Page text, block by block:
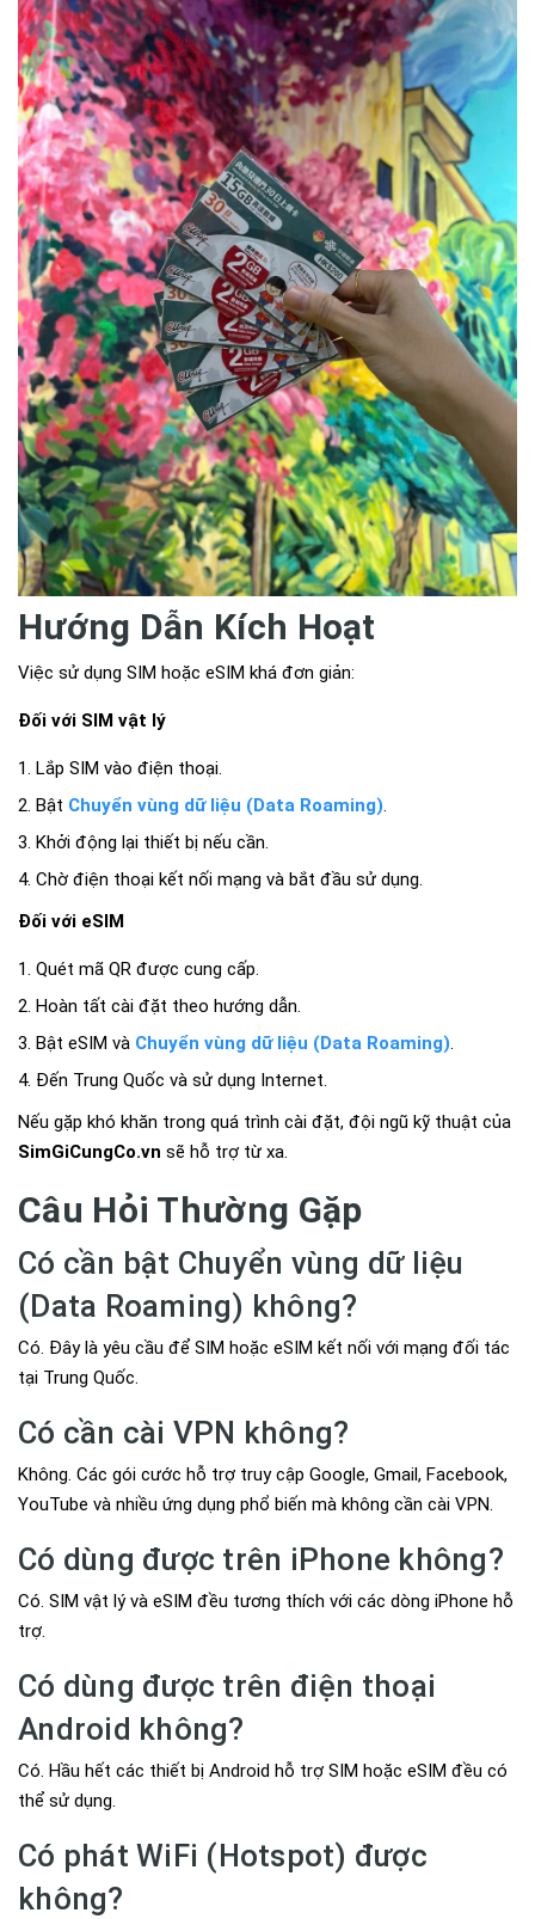
Hướng Dẫn Kích Hoạt
Việc sử dụng SIM hoặc eSIM khá đơn giản:
Đối với SIM vật lý
Lắp SIM vào điện thoại.
Bật Chuyển vùng dữ liệu (Data Roaming).
Khởi động lại thiết bị nếu cần.
Chờ điện thoại kết nối mạng và bắt đầu sử dụng.
Đối với eSIM
Quét mã QR được cung cấp.
Hoàn tất cài đặt theo hướng dẫn.
Bật eSIM và Chuyển vùng dữ liệu (Data Roaming).
Đến Trung Quốc và sử dụng Internet.
Nếu gặp khó khăn trong quá trình cài đặt, đội ngũ kỹ thuật của
SimGiCungCo.vn sẽ hỗ trợ từ xa.
Câu Hỏi Thường Gặp
Có cần bật Chuyển vùng dữ liệu
(Data Roaming) không?
Có. Đây là yêu cầu để SIM hoặc eSIM kết nối với mạng đối tác
tại Trung Quốc.
Có cần cài VPN không?
Không. Các gói cước hỗ trợ truy cập Google, Gmail, Facebook,
YouTube và nhiều ứng dụng phổ biến mà không cần cài VPN.
Có dùng được trên iPhone không?
Có. SIM vật lý và eSIM đều tương thích với các dòng iPhone hỗ
trợ.
Có dùng được trên điện thoại
Android không?
Có. Hầu hết các thiết bị Android hỗ trợ SIM hoặc eSIM đều có
thể sử dụng.
Có phát WiFi (Hotspot) được
không?